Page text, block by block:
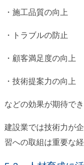
・施工品質の向上
・トラブルの防止
・顧客満足度の向上
・技術提案力の向上
などの効果が期待でき
建設業では技術力が
習への取組は重要な